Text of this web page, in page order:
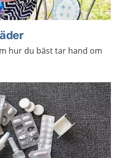
hur du bäst tar hand om